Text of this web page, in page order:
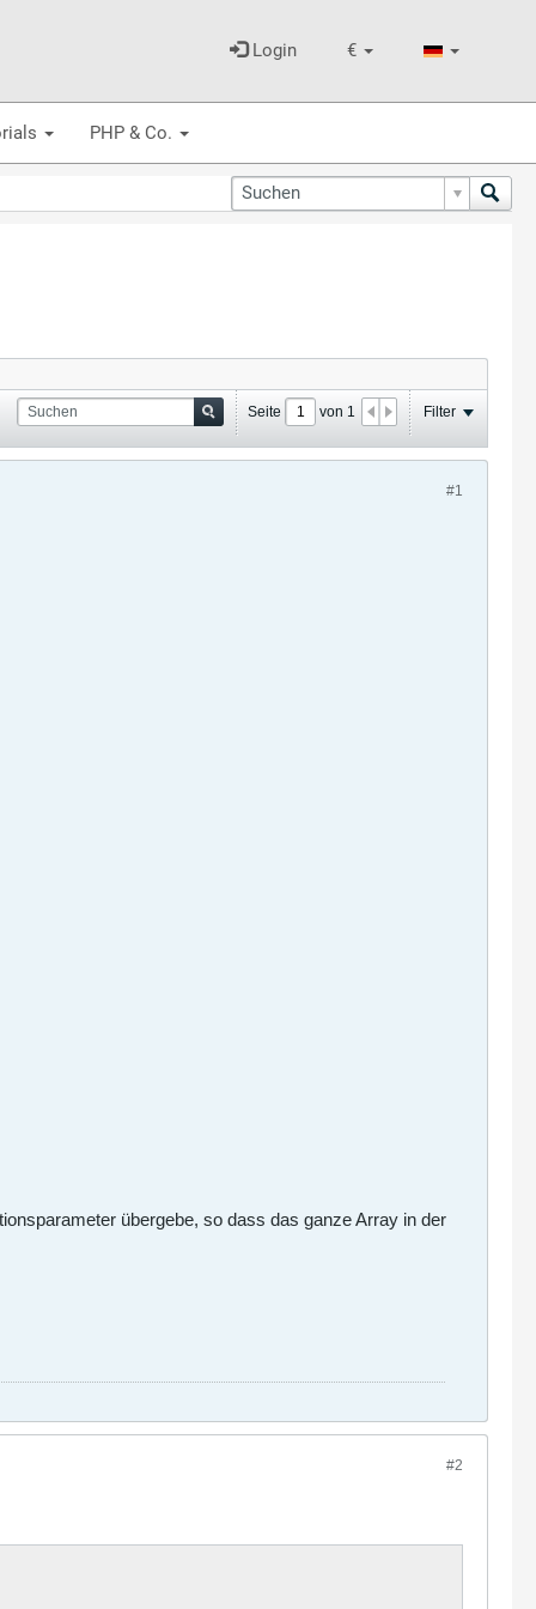
€
Login
PHP & Co.
Seite von 1 Filter
#1
übergebe, so dass das ganze Array in der
#2